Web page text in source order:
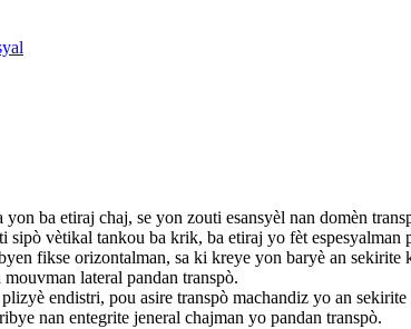
ba etiraj chaj, se yon zouti esansyèl nan domèn
vètikal tankou ba krik, ba etiraj yo fèt
fikse orizontalman, sa ki kreye yon baryè an
lateral pandan transpò.
endistri, pou asire transpò machandiz yo an
nan entegrite jeneral chajman yo pandan transpò.